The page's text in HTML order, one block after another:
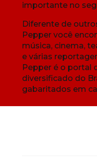
importante no
Diferente de
Pepper você
música, cinema,
e várias
Pepper é o portal
diversificado do
gabaritados em